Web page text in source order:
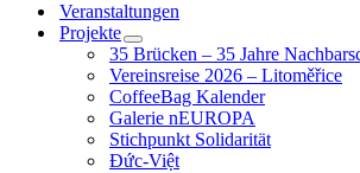
Veranstaltungen
Projekte
35 Brücken – 35 Jahre
Vereinsreise 2026 – Litoměřice
CoffeeBag Kalender
Galerie nEUROPA
Stichpunkt Solidarität
Đức-Việt